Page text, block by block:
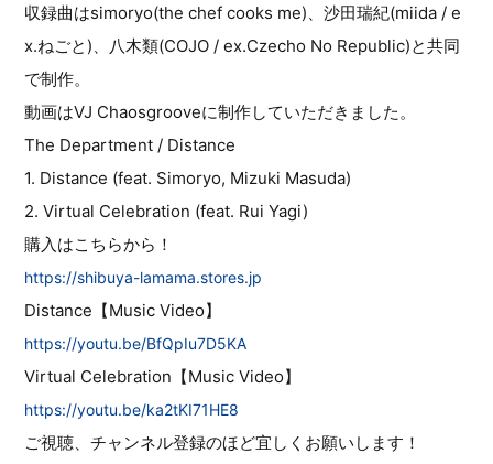
収録曲はsimoryo(the chef cooks me)、沙田瑞紀(miida / e
x.ねごと)、八木類(COJO / ex.Czecho No Republic)と共同
で制作。
動画はVJ Chaosgrooveに制作していただきました。
The Department / Distance
1. Distance (feat. Simoryo, Mizuki Masuda)
2. Virtual Celebration (feat. Rui Yagi)
購入はこちらから！
https://shibuya-lamama.stores.jp
Distance【Music Video】
https://youtu.be/BfQpIu7D5KA
Virtual Celebration【Music Video】
https://youtu.be/ka2tKI71HE8
ご視聴、チャンネル登録のほど宜しくお願いします！